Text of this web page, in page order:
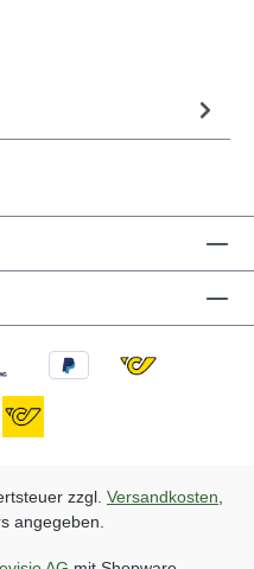
zzgl. Versandkosten
angegeben.